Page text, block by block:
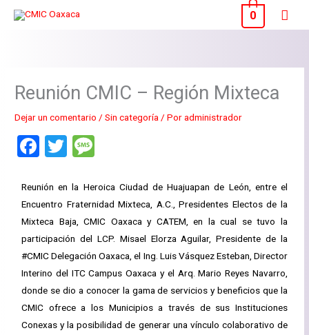
0
Reunión CMIC – Región Mixteca
Dejar un comentario /Sin categoría / Poradministrador
F
ce
b
o
o
k
T
tt
er
s
a
g
e
Reunión en la Heroica Ciudad de Huajuapan de León, entre el
Encuentro Fraternidad Mixteca, A.C., Presidentes Electos de la
Mixteca Baja, CMIC Oaxaca y CATEM, en la cual se tuvo la
participación del LCP. Misael Elorza Aguilar, Presidente de la
#CMICDelegación Oaxaca, el Ing. Luis Vásquez Esteban, Director
Interino del ITC Campus Oaxaca y el Arq. Mario Reyes Navarro,
donde se dio a conocer la gama de servicios y beneficios que la
CMIC ofrece a los Municipios a través de sus Instituciones
Conexas y la posibilidad de generar una vínculo colaborativo de